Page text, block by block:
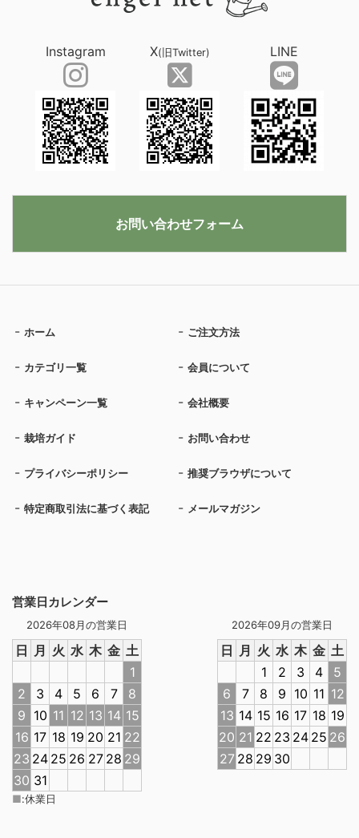
営業日カレンダー
2026年08月の営業日
日 月 火 水 木 金 土
1
2
3 4 5 6 7
8
9 10 11 12 13 14 15
16 17 18 19 20 21 22
23 24 25 26 27 28 29
30 31
2026年09月の営業日
日 月 火 水 木 金 土
1
2 3 4
5
6
7 8 9 10 11 12
13 14 15 16 17 18 19
20 21 22 23 24 25 26
27 28 29 30
■:休業日
ホーム ご注文方法
カテゴリ一覧 会員について
キャンペーン一覧 会社概要
栽培ガイド お問い合わせ
プライバシーポリシー 推奨ブラウザについて
特定商取引法に基づく表記 メールマガジン
Instagram X(旧Twitter) LINE
お問い合わせフォーム